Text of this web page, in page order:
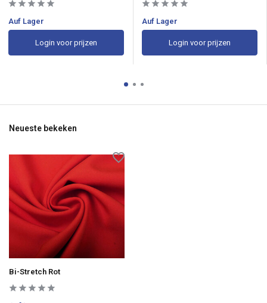
Auf Lager
Login voor prijzen
Auf Lager
Login voor prijzen
Neueste bekeken
Bi-Stretch Rot